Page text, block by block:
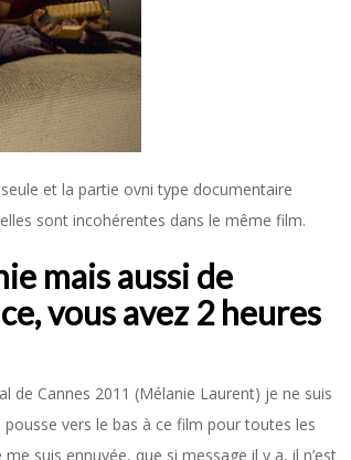
et la partie ovni type documentaire
sont incohérentes dans le même film.
mais aussi de
vous avez 2 heures
de Cannes 2011 (Mélanie Laurent) je ne suis
vers le bas à ce film pour toutes les
suis ennuyée, que si message il y a, il n’est